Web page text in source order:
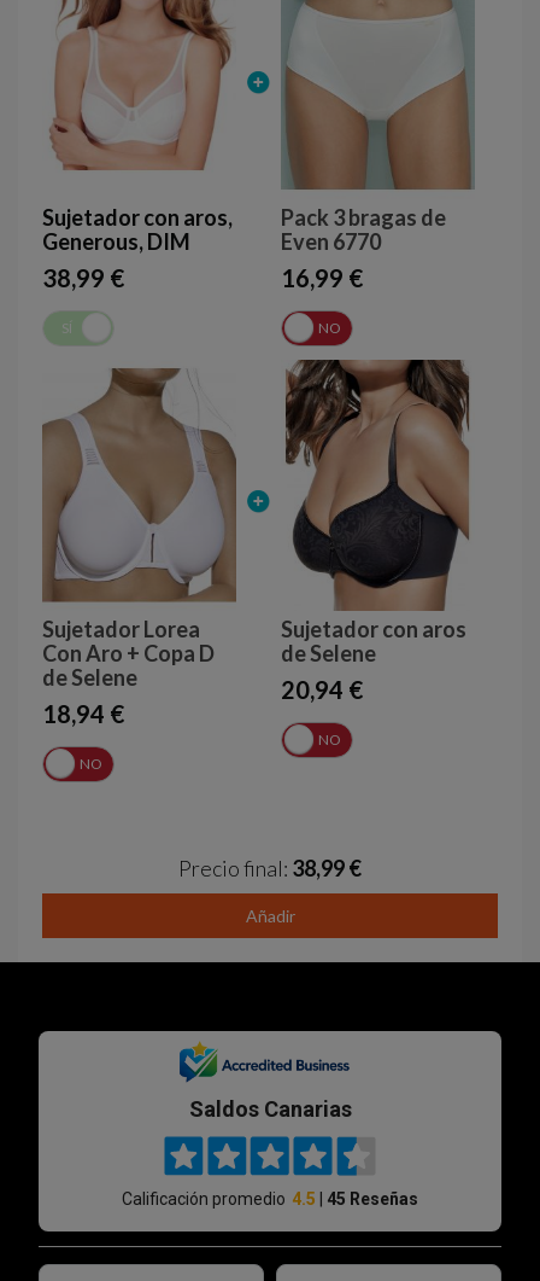
Sujetador con aros,
Generous, DIM
38,99 €
SÍ
Pack 3 bragas de
Even 6770
16,99 €
NO
Sujetador Lorea
Con Aro + Copa D
de Selene
18,94 €
NO
Sujetador con aros
de Selene
20,94 €
NO
Precio final: 38,99 €
Añadir